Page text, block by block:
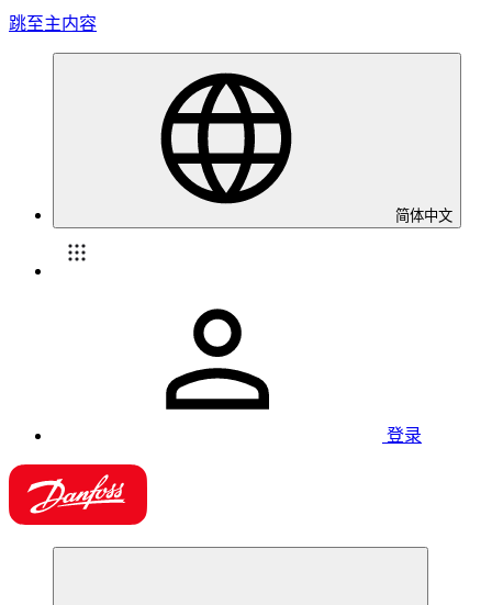
跳至主内容
简体中文
登录